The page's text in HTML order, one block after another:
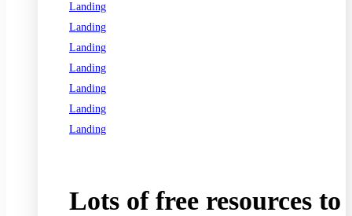
Landing
Landing
Landing
Landing
Landing
Landing
Landing
Lots of free resources to